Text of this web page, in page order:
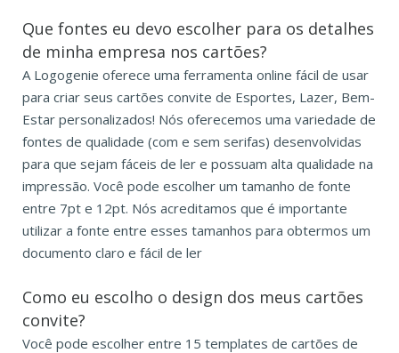
Que fontes eu devo escolher para os detalhes
de minha empresa nos cartões?
A Logogenie oferece uma ferramenta online fácil de usar
para criar seus cartões convite de Esportes, Lazer, Bem-
Estar personalizados! Nós oferecemos uma variedade de
fontes de qualidade (com e sem serifas) desenvolvidas
para que sejam fáceis de ler e possuam alta qualidade na
impressão. Você pode escolher um tamanho de fonte
entre 7pt e 12pt. Nós acreditamos que é importante
utilizar a fonte entre esses tamanhos para obtermos um
documento claro e fácil de ler
Como eu escolho o design dos meus cartões
convite?
Você pode escolher entre 15 templates de cartões de